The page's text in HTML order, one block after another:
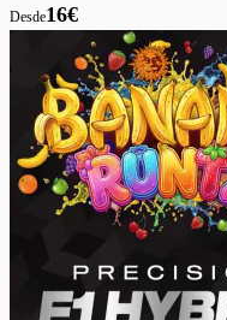
Desde16€